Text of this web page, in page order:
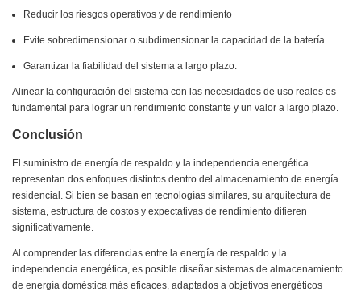
Reducir los riesgos operativos y de rendimiento
Evite sobredimensionar o subdimensionar la capacidad de la batería.
Garantizar la fiabilidad del sistema a largo plazo.
Alinear la configuración del sistema con las necesidades de uso reales es
fundamental para lograr un rendimiento constante y un valor a largo plazo.
Conclusión
El suministro de energía de respaldo y la independencia energética
representan dos enfoques distintos dentro del almacenamiento de energía
residencial. Si bien se basan en tecnologías similares, su arquitectura de
sistema, estructura de costos y expectativas de rendimiento difieren
significativamente.
Al comprender las diferencias entre la energía de respaldo y la
independencia energética, es posible diseñar sistemas de almacenamiento
de energía doméstica más eficaces, adaptados a objetivos energéticos